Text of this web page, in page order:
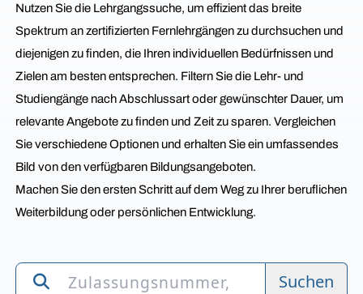
Nutzen Sie die Lehrgangssuche, um effizient das breite
Spektrum an zertifizierten Fernlehrgängen zu durchsuchen und
diejenigen zu finden, die Ihren individuellen Bedürfnissen und
Zielen am besten entsprechen. Filtern Sie die Lehr- und
Studiengänge nach Abschlussart oder gewünschter Dauer, um
relevante Angebote zu finden und Zeit zu sparen. Vergleichen
Sie verschiedene Optionen und erhalten Sie ein umfassendes
Bild von den verfügbaren Bildungsangeboten.
Machen Sie den ersten Schritt auf dem Weg zu Ihrer beruflichen
Weiterbildung oder persönlichen Entwicklung.
Suchen